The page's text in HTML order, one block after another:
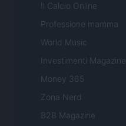
Il Calcio Online
Professione mamma
World Music
Investimenti Magazine
Money 365
Zona Nerd
B2B Magazine